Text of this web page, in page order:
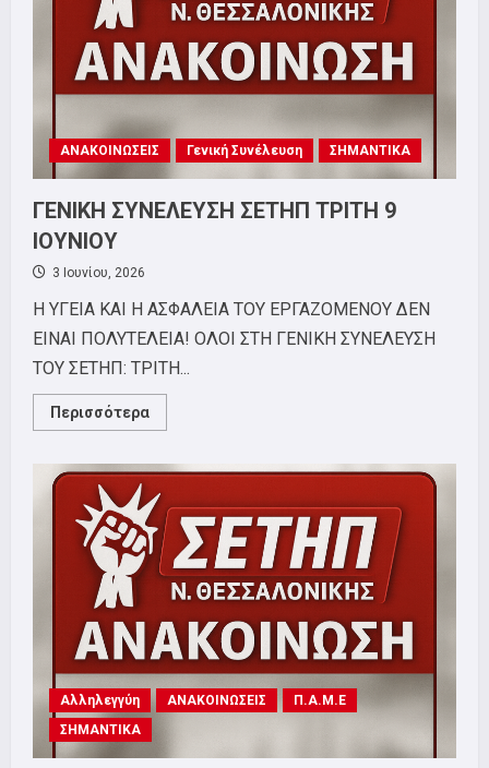
ΑΝΑΚΟΙΝΩΣΕΙΣ Γενική Συνέλευση ΣΗΜΑΝΤΙΚΑ
ΓΕΝΙΚΗ ΣΥΝΕΛΕΥΣΗ ΣΕΤΗΠ ΤΡΙΤΗ 9
ΙΟΥΝΙΟΥ
3 Ιουνίου, 2026
Η ΥΓΕΙΑ ΚΑΙ Η ΑΣΦΑΛΕΙΑ ΤΟΥ ΕΡΓΑΖΟΜΕΝΟΥ ΔΕΝ
ΕΙΝΑΙ ΠΟΛΥΤΕΛΕΙΑ! ΟΛΟΙ ΣΤΗ ΓΕΝΙΚΗ ΣΥΝΕΛΕΥΣΗ
ΤΟΥ ΣΕΤΗΠ: ΤΡΙΤΗ...
Περισσότερα
more
ΣΥΝΕΛΕΥΣΗ
ΤΡΙΤΗ
9
ΙΟΥΝΙΟΥ
Αλληλεγγύη ΑΝΑΚΟΙΝΩΣΕΙΣ
Π.Α.Μ.Ε
ΣΗΜΑΝΤΙΚΑ